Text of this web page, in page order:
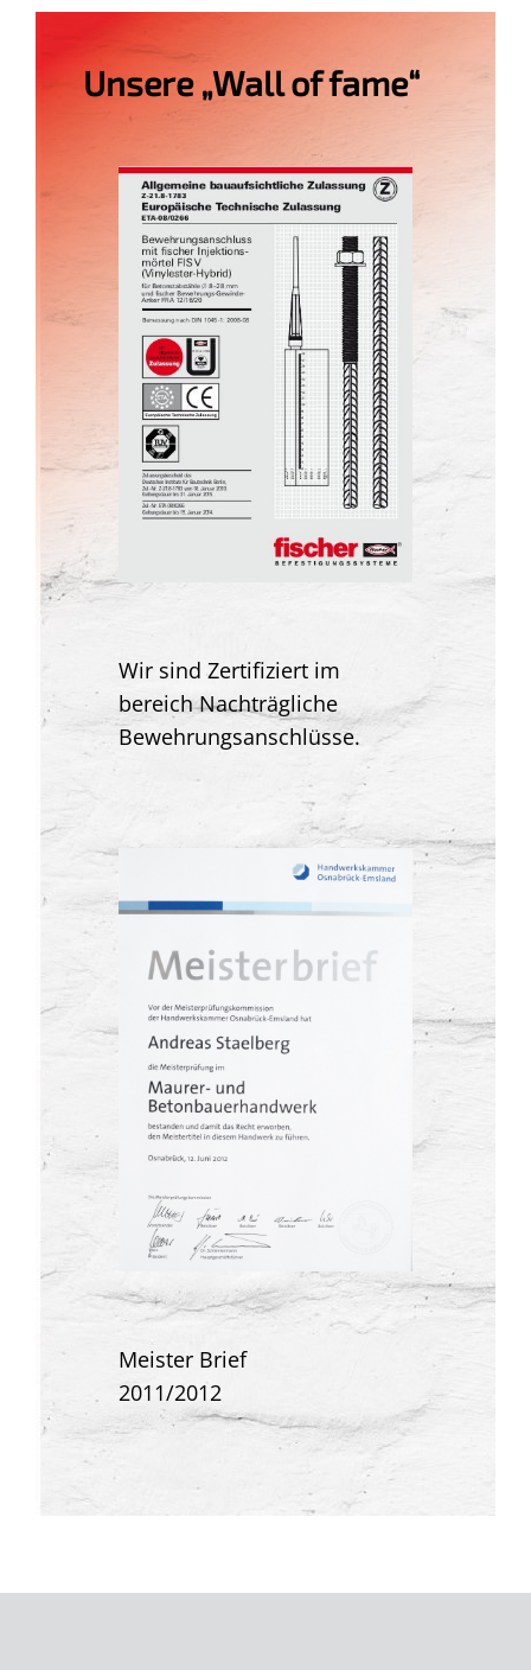
Unsere „Wall of fame“
Wir sind Zertifiziert im
bereich Nachträgliche
Bewehrungsanschlüsse.
Meister Brief
2011/2012